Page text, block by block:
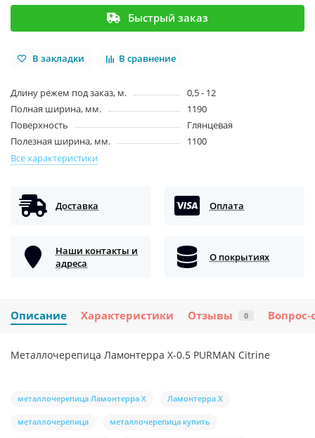
Быстрый заказ
В закладки В сравнение
Длину режем под заказ, м.
0,5 - 12
Полная ширина, мм.
1190
Поверхность
Глянцевая
Полезная ширина, мм.
1100
Все характеристики
Доставка Оплата
Наши контакты и
адреса
О покрытиях
Описание Характеристики Отзывы 0 Вопрос-
Металлочерепица Ламонтерра X-0.5 PURMAN Citrine
металлочерепица Ламонтерра X Ламонтерра X
металлочерепица металлочерепица купить